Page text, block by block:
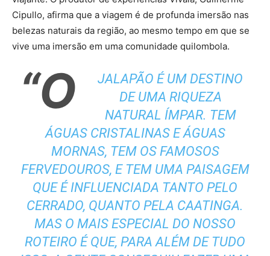
Cipullo, afirma que a viagem é de profunda imersão nas
belezas naturais da região, ao mesmo tempo em que se
vive uma imersão em uma comunidade quilombola.
“O
JALAPÃO É UM DESTINO
DE UMA RIQUEZA
NATURAL ÍMPAR. TEM
ÁGUAS CRISTALINAS E ÁGUAS
MORNAS, TEM OS FAMOSOS
FERVEDOUROS, E TEM UMA PAISAGEM
QUE É INFLUENCIADA TANTO PELO
CERRADO, QUANTO PELA CAATINGA.
MAS O MAIS ESPECIAL DO NOSSO
ROTEIRO É QUE, PARA ALÉM DE TUDO